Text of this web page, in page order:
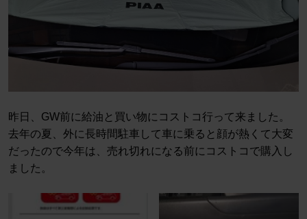
昨日、GW前に給油と買い物にコストコ行って来ました。
去年の夏、外に長時間駐車して車に乗ると顔が熱くて大変
だったので今年は、売れ切れになる前にコストコで購入し
ました。